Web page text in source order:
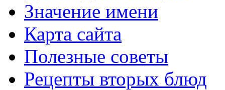
Значение имени
Карта сайта
Полезные советы
Рецепты вторых блюд